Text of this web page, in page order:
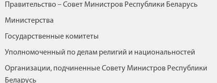
Правительство – Совет Министров Республики Беларусь
Министерства
Государственные комитеты
Уполномоченный по делам религий и национальностей
Организации, подчиненные Совету Министров Республики
Беларусь